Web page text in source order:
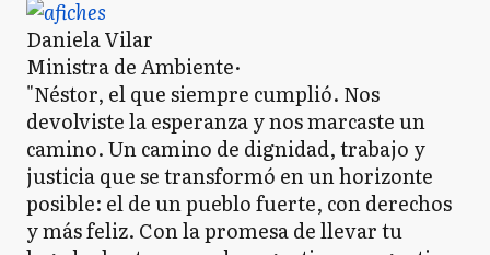
Daniela Vilar
Ministra de Ambiente·
"Néstor, el que siempre cumplió. Nos
devolviste la esperanza y nos marcaste un
camino. Un camino de dignidad, trabajo y
justicia que se transformó en un horizonte
posible: el de un pueblo fuerte, con derechos
y más feliz. Con la promesa de llevar tu